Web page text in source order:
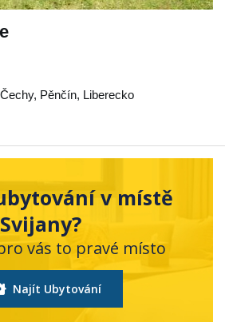
, Pěnčín, Liberecko
v místě
Svijany?
vás to pravé místo
Najít Ubytování